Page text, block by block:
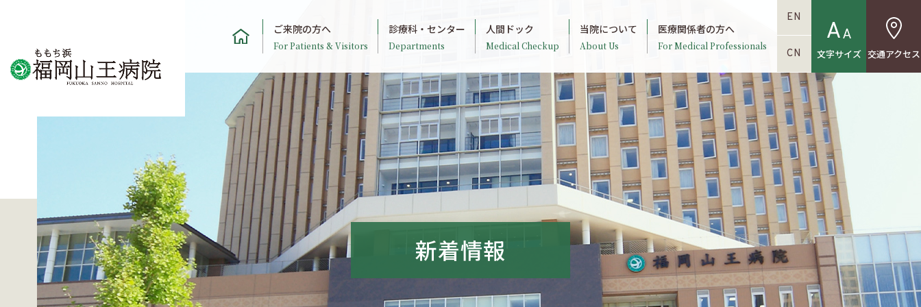
ご来院の方へ
For Patients & Visitors
診療科・センター
Departments
人間ドック
Medical Checkup
当院について
About Us
医療関係者の方へ
For Medical Professionals
EN
CN 文字サイズ 交通アクセス
新着情報